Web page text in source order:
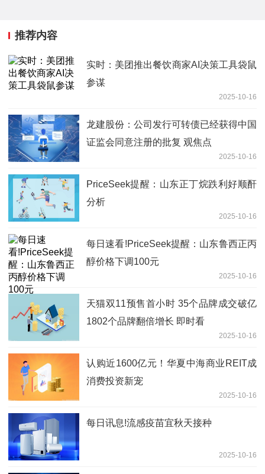
推荐内容
实时：美团推出餐饮商家AI决策工具袋鼠
参谋
2025-10-16
龙建股份：公司发行可转债已经获得中国
证监会同意注册的批复 观焦点
2025-10-16
PriceSeek提醒：山东正丁烷跌利好顺酐
分析
2025-10-16
每日速看!PriceSeek提醒：山东鲁西正丙
醇价格下调100元
2025-10-16
天猫双11预售首小时 35个品牌成交破亿
1802个品牌翻倍增长 即时看
2025-10-16
认购近1600亿元！华夏中海商业REIT成
消费投资新宠
2025-10-16
每日讯息!流感疫苗宜秋天接种
2025-10-16